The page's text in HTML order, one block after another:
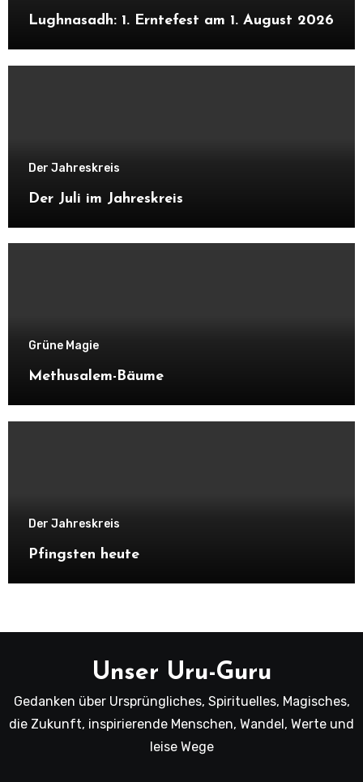
Lughnasadh: 1. Erntefest am 1. August 2026
Der Jahreskreis
Der Juli im Jahreskreis
Grüne Magie
Methusalem-Bäume
Der Jahreskreis
Pfingsten heute
Unser Uru-Guru
Gedanken über Ursprüngliches, Spirituelles, Magisches,
die Zukunft, inspirierende Menschen, Wandel, Werte und
leise Wege